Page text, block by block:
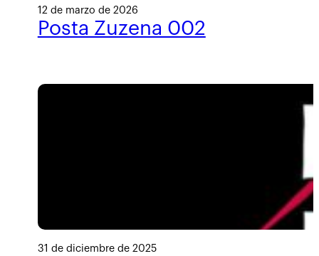
12 de marzo de 2026
Posta Zuzena 002
31 de diciembre de 2025